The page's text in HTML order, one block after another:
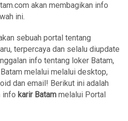
akan membagikan info
ini.
sebuah portal tentang
terpercaya dan selalu diupdate
info tentang loker Batam,
melalui melalui desktop,
dan email! Berikut ini adalah
info karir Batammelalui Portal